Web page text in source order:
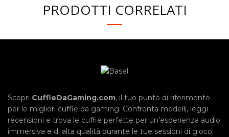
PRODOTTI CORRELATI
Scopri CuffieDaGaming.com, il tuo punto di riferimento
per le migliori cuffie da gaming. Confronta modelli, leggi
recensioni e trova le cuffie perfette per un’esperienza audio
immersiva e di alta qualità durante le tue sessioni di gioco.